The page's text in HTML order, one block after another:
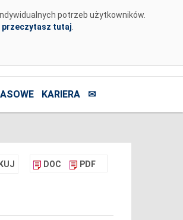
potrzeb użytkowników.
przeczytasz tutaj
KARIERA ✉
DOC PDF